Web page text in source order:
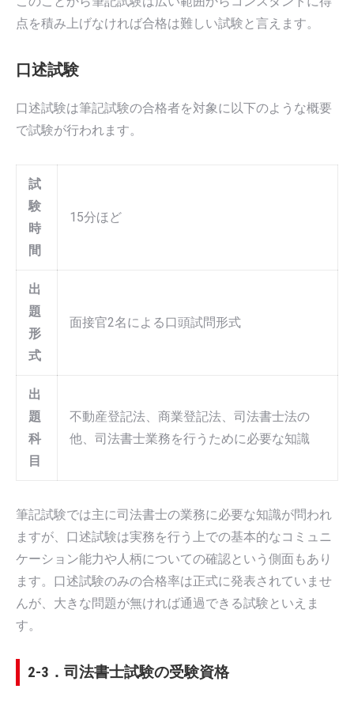
点を積み上げなければ合格は難しい試験と言えます。
口述試験
口述試験は筆記試験の合格者を対象に以下のような概要
で試験が行われます。
試
験
時
間
15分ほど
出
題
形
式
面接官2名による口頭試問形式
出
題
科
目
不動産登記法、商業登記法、司法書士法の
他、司法書士業務を行うために必要な知識
筆記試験では主に司法書士の業務に必要な知識が問われ
ますが、口述試験は実務を行う上での基本的なコミュニ
ケーション能力や人柄についての確認という側面もあり
ます。口述試験のみの合格率は正式に発表されていませ
んが、大きな問題が無ければ通過できる試験といえま
す。
2-3．司法書士試験の受験資格